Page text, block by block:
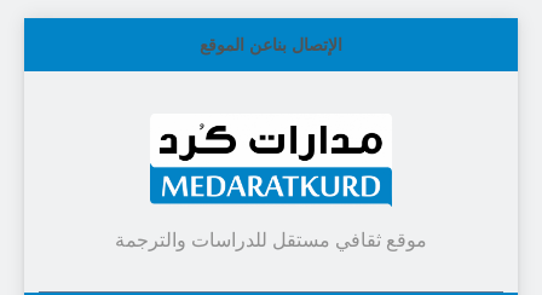
الإتصال بناعن الموقع
موقع ثقافي مستقل للدراسات والترجمة